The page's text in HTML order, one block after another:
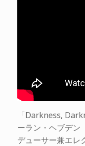
「Darkness,
ーラン・ヘブデン
デューサー兼エレ